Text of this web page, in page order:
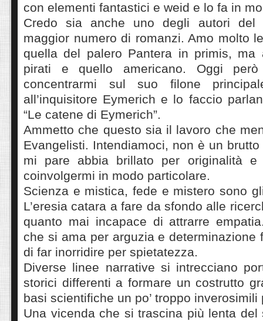
con elementi fantastici e weid e lo fa in
Credo sia anche uno degli autori
maggior numero di romanzi. Amo molto
quella del palero Pantera in primis,
pirati e quello americano. Oggi
concentrarmi sul suo filone
all’inquisitore Eymerich e lo faccio
“Le catene di Eymerich”.
Ammetto che questo sia il lavoro che
Evangelisti. Intendiamoci, non è un
mi pare abbia brillato per originalità
coinvolgermi in modo particolare.
Scienza e mistica, fede e mistero sono
L’eresia catara a fare da sfondo alle
quanto mai incapace di attrarre
che si ama per arguzia e determinazione
di far inorridire per spietatezza.
Diverse linee narrative si intrecciano
storici differenti a formare un costrutto
basi scientifiche un po’ troppo
Una vicenda che si trascina più lenta del